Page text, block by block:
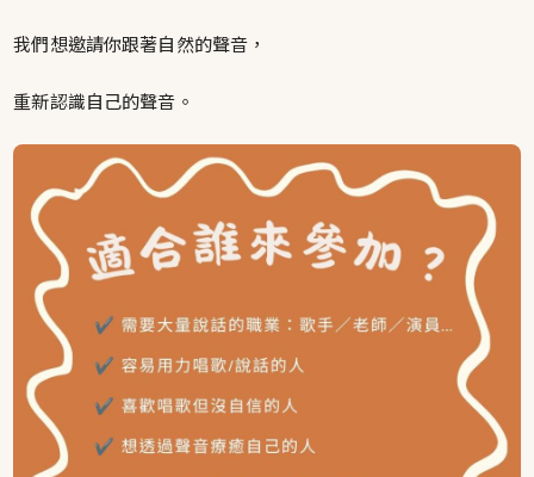
我們想邀請你跟著自然的聲音，
重新認識自己的聲音。